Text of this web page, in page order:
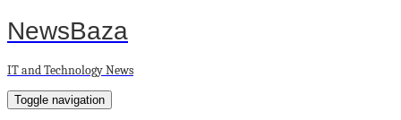
NewsBaza
IT and Technology News
Toggle navigation